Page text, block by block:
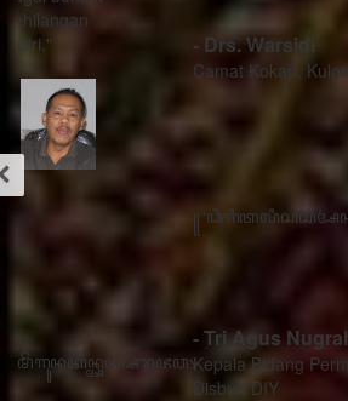
Camat Kokap, Kulon Progo
- Tri Agus Nugraha
Kepala Bidang Permuseuman,
Disbud DIY